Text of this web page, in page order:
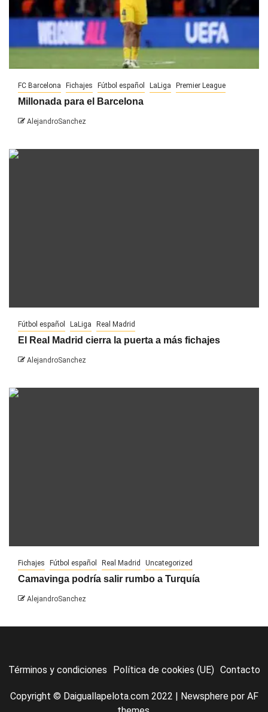
FC Barcelona Fichajes Fútbol español LaLiga Premier League
Millonada para el Barcelona
AlejandroSanchez
Fútbol español LaLiga Real Madrid
El Real Madrid cierra la puerta a más fichajes
AlejandroSanchez
Fichajes Fútbol español Real Madrid Uncategorized
Camavinga podría salir rumbo a Turquía
AlejandroSanchez
Términos y condiciones Política de cookies (UE) Contacto
Copyright © Daiguallapelota.com 2022 | Newspherepor AF